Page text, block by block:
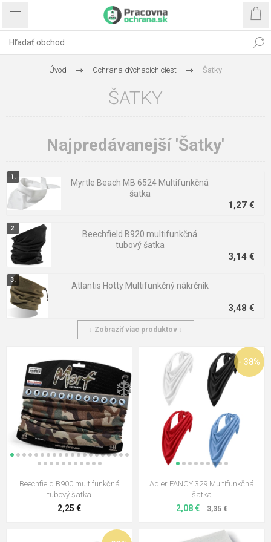
Úvod Ochrana dýchacích ciest Šatky
ŠATKY
Najpredávanejší 'Šatky'
Myrtle Beach MB 6524 Multifunkčná
šatka
1,27 €
Beechfield B920 multifunkčná
tubový šatka
3,14 €
Atlantis Hotty Multifunkčný nákrčník
3,48 €
ROLY Nanuk Multifunkčná šatka
0,81 €
Atlantis Bandana Goal Multifunkčná
šatka
1,65 €
Myrtle Beach športové čelenka
Beechfield B900 multifunkčná
↓ Zobraziť viac produktov ↓
❄️
Beechfield B900 multifunkčná
tubový šatka
2,25 €
- 38%
Adler FANCY 329 Multifunkčná
šatka
2,08 € 3,35 €